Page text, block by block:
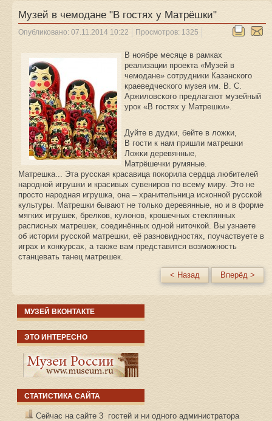
Музей в чемодане "В гостях у Матрёшки"
Опубликовано: 07.11.2014 10:22 Просмотров: 1325
В ноябре месяце в рамках
реализации проекта «Музей в
чемодане» сотрудники Казанского
краеведческого музея им. В. С.
Аржиловского предлагают музейный
урок «В гостях у Матрешки».
Дуйте в дудки, бейте в ложки,
В гости к нам пришли матрешки
Ложки деревянные,
Матрёшечки румяные.
Матрешка... Эта русская красавица покорила сердца любителей
народной игрушки и красивых сувениров по всему миру. Это не
просто народная игрушка, она – хранительница исконной русской
культуры. Матрешки бывают не только деревянные, но и в форме
мягких игрушек, брелков, кулонов, крошечных стеклянных
расписных матрешек, соединённых одной ниточкой. Вы узнаете
об истории русской матрешки, её разновидностях, поучаствуете в
играх и конкурсах, а также вам представится возможность
станцевать танец матрешек.
< Назад
Вперёд >
МУЗЕЙ ВКОНТАКТЕ
ЭТО ИНТЕРЕСНО
СТАТИСТИКА САЙТА
Сейчас на сайте 3 гостей и ни одного администратора